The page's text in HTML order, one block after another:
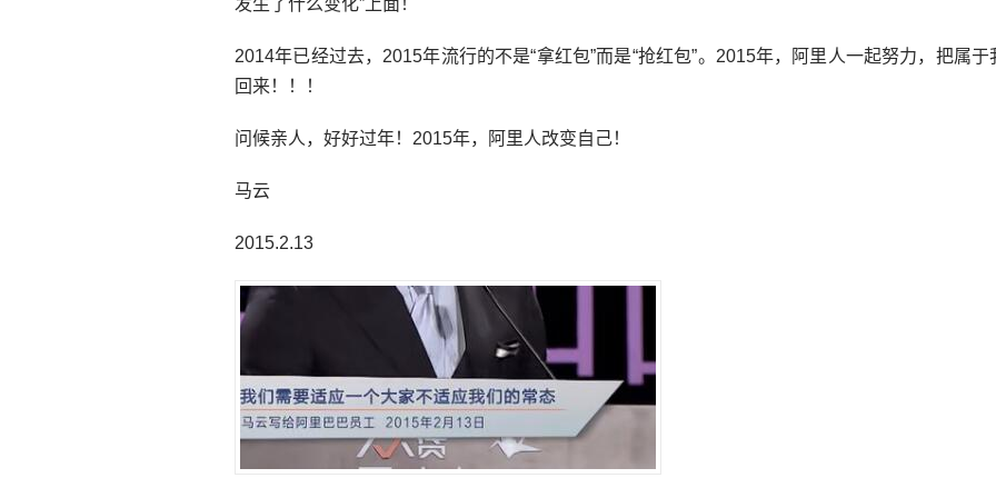
发生了什么变化”上面！
2014年已经过去，2015年流行的不是“拿红包”而是“抢红包”。2015年，阿里人一起努力，把属
回来！！！
问候亲人，好好过年！2015年，阿里人改变自己！
马云
2015.2.13